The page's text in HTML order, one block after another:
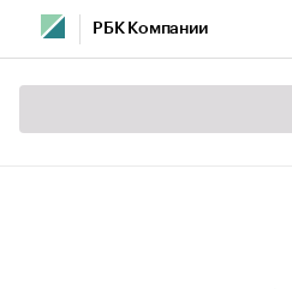
РБК Компании